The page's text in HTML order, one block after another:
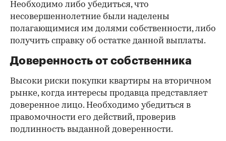
Необходимо либо убедиться, что
несовершеннолетние были наделены
полагающимися им долями собственности, либо
получить справку об остатке данной выплаты.
Доверенность от собственника
Высоки риски покупки квартиры на вторичном
рынке, когда интересы продавца представляет
доверенное лицо. Необходимо убедиться в
правомочности его действий, проверив
подлинность выданной доверенности.